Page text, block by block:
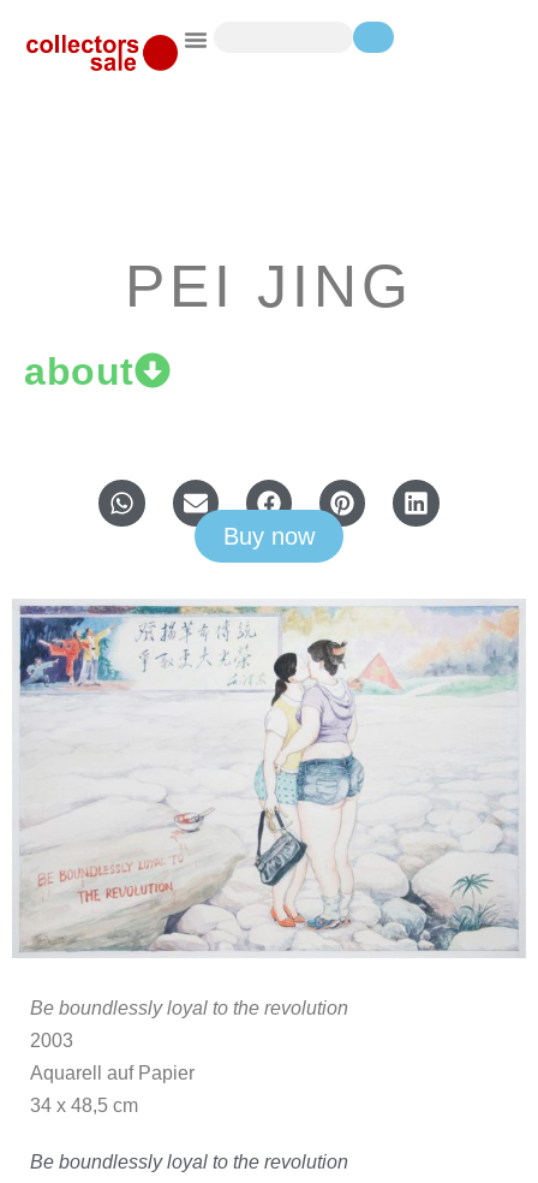
PEI JING
about
Buy now
Be boundlessly loyal to the revolution
2003
Aquarell auf Papier
34 x 48,5 cm
Be boundlessly loyal to the revolution